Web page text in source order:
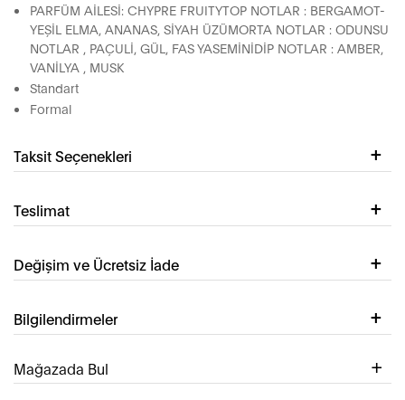
PARFÜM AİLESİ: CHYPRE FRUITYTOP NOTLAR : BERGAMOT-
YEŞİL ELMA, ANANAS, SİYAH ÜZÜMORTA NOTLAR : ODUNSU
NOTLAR , PAÇULİ, GÜL, FAS YASEMİNİDİP NOTLAR : AMBER,
VANİLYA , MUSK
Standart
Formal
Taksit Seçenekleri
Teslimat
Değişim ve Ücretsiz İade
Bilgilendirmeler
Mağazada Bul